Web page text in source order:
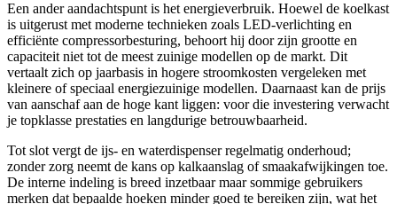
Een ander aandachtspunt is het energieverbruik. Hoewel de koelkast
is uitgerust met moderne technieken zoals LED-verlichting en
efficiënte compressorbesturing, behoort hij door zijn grootte en
capaciteit niet tot de meest zuinige modellen op de markt. Dit
vertaalt zich op jaarbasis in hogere stroomkosten vergeleken met
kleinere of speciaal energiezuinige modellen. Daarnaast kan de prijs
van aanschaf aan de hoge kant liggen: voor die investering verwacht
je topklasse prestaties en langdurige betrouwbaarheid.
Tot slot vergt de ijs- en waterdispenser regelmatig onderhoud;
zonder zorg neemt de kans op kalkaanslag of smaakafwijkingen toe.
De interne indeling is breed inzetbaar maar sommige gebruikers
merken dat bepaalde hoeken minder goed te bereiken zijn, wat het